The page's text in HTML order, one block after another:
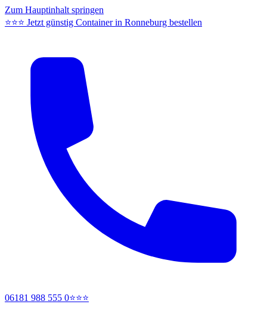
Zum Hauptinhalt springen
⭐⭐⭐ Jetzt günstig Container in Ronneburg bestellen
06181 988 555 0⭐⭐⭐